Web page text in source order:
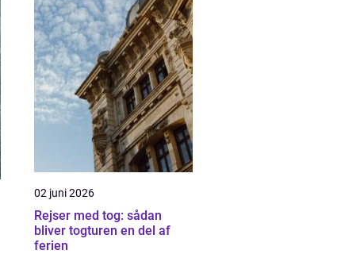
02 juni 2026
Rejser med tog: sådan
bliver togturen en del af
ferien